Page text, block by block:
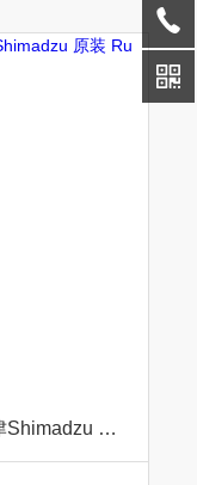
货号:200-38422-45岛津Shimadzu 原装 Ru钌空心阴极灯